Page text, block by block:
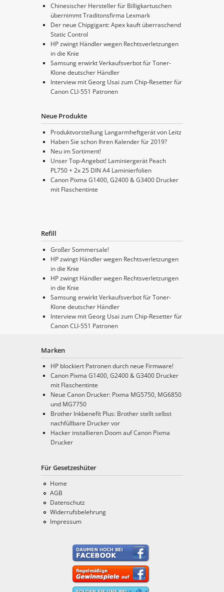
Chinesischer Hersteller für Billigkartuschen
übernimmt Traditonsfirma Lexmark
Der neue Chipgigant: Apex kauft überraschend
Static Control
HP zwingt Händler wegen Rechtsverletzungen
in die Knie
Samsung erwirkt Verkaufsverbot für Toner-
Klone deutscher Händler
Interview mit Georg Usai zum Chip-Resetter für
Canon CLI-551 Patronen
Neue Produkte
Produktvorstellung Langarmheftgerät von Leitz
Haben Sie schon Ihren Kalender für 2019?
Neu im Sortiment!
Unser Top-Angebot! Laminiergerät Peach
PL750 + 2x 25 DIN A4 Laminierfolien
Canon Pixma G1400, G2400 & G3400 Drucker
mit Flaschentinte
Refill
Großer Sommersale!
HP zwingt Händler wegen Rechtsverletzungen
in die Knie
HP zwingt Händler wegen Rechtsverletzungen
in die Knie
Samsung erwirkt Verkaufsverbot für Toner-
Klone deutscher Händler
Interview mit Georg Usai zum Chip-Resetter für
Canon CLI-551 Patronen
Marken
HP blockiert Patronen durch neue Firmware!
Canon Pixma G1400, G2400 & G3400 Drucker
mit Flaschentinte
Neue Canon Drucker: Pixma MG5750, MG6850
und MG7750
Brother Inkbenefit Plus: Brother stellt selbst
nachfüllbare Drucker vor
Hacker installieren Doom auf Canon Pixma
Drucker
Für Gesetzeshüter
Home
AGB
Datenschutz
Widerrufsbelehrung
Impressum